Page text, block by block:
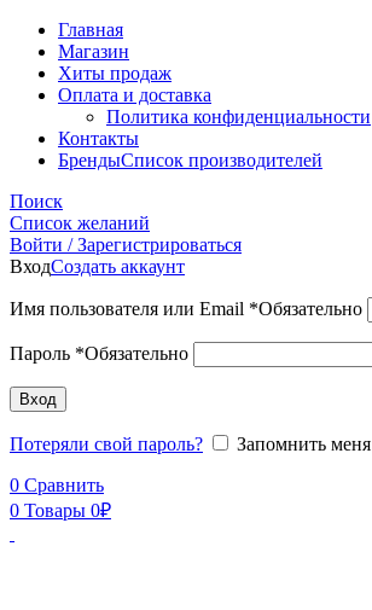
Главная
Магазин
Хиты продаж
Оплата и доставка
Политика конфиденциальности
Контакты
БрендыСписок производителей
Поиск
Список желаний
Войти / Зарегистрироваться
ВходСоздать аккаунт
Имя пользователя или Email *Обязательно
Пароль *Обязательно
Вход
Потеряли свой пароль?
Запомнить меня
0 Сравнить
0 Товары 0₽